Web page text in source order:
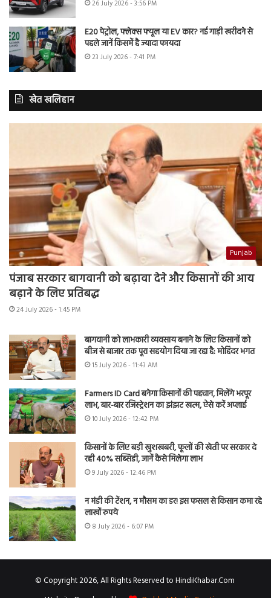
26 July 2026 - 3:56 PM
E20 पेट्रोल, फ्लेक्स फ्यूल या EV कार? नई गाड़ी खरीदने से
पहले जानें किसमें है ज्यादा फायदा
23 July 2026 - 7:41 PM
खेत खलिहान
Punjab
पंजाब सरकार बागवानी को बढ़ावा देने और किसानों की आय
बढ़ाने के लिए प्रतिबद्ध
24 July 2026 - 1:45 PM
बागवानी को लाभकारी व्यवसाय बनाने के लिए किसानों को
बीज से बाजार तक पूरा सहयोग दिया जा रहा है: मोहिंदर भगत
15 July 2026 - 11:43 AM
Farmers ID Card बनेगा किसानों की पहचान, मिलेंगे भरपूर
लाभ, बार-बार रजिस्ट्रेशन का झंझट खत्म, ऐसे करें अप्लाई
10 July 2026 - 12:42 PM
किसानों के लिए बड़ी खुशखबरी, फूलों की खेती पर सरकार दे
रही 40% सब्सिडी, जानें कैसे मिलेगा लाभ
9 July 2026 - 12:46 PM
न मंडी की टेंशन, न मौसम का डर! इस फसल से किसान कमा रहे
लाखों रुपये
8 July 2026 - 6:07 PM
© Copyright 2026, All Rights Reserved to HindiKhabar.Com